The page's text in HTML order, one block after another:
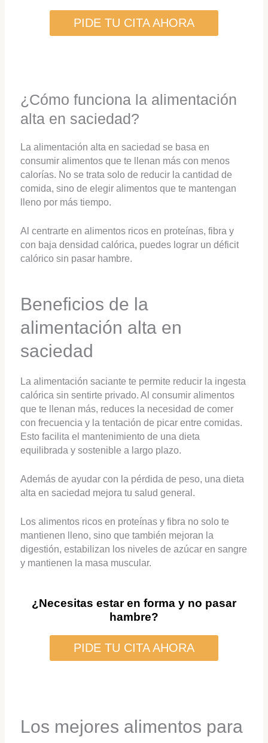
PIDE TU CITA AHORA
¿Cómo funciona la alimentación
alta en saciedad?
La alimentación alta en saciedad se basa en
consumir alimentos que te llenan más con menos
calorías. No se trata solo de reducir la cantidad de
comida, sino de elegir alimentos que te mantengan
lleno por más tiempo.
Al centrarte en alimentos ricos en proteínas, fibra y
con baja densidad calórica, puedes lograr un déficit
calórico sin pasar hambre.
Beneficios de la
alimentación alta en
saciedad
La alimentación saciante te permite reducir la ingesta
calórica sin sentirte privado. Al consumir alimentos
que te llenan más, reduces la necesidad de comer
con frecuencia y la tentación de picar entre comidas.
Esto facilita el mantenimiento de una dieta
equilibrada y sostenible a largo plazo.
Además de ayudar con la pérdida de peso, una dieta
alta en saciedad mejora tu salud general.
Los alimentos ricos en proteínas y fibra no solo te
mantienen lleno, sino que también mejoran la
digestión, estabilizan los niveles de azúcar en sangre
y mantienen la masa muscular.
¿Necesitas estar en forma y no pasar
hambre?
PIDE TU CITA AHORA
Los mejores alimentos para